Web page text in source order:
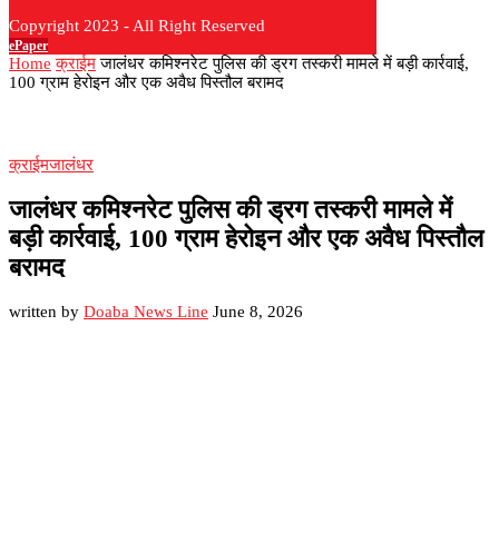
Copyright 2023 - All Right Reserved
ePaper
Home क्राईम जालंधर कमिश्नरेट पुलिस की ड्रग तस्करी मामले में बड़ी कार्रवाई,
100 ग्राम हेरोइन और एक अवैध पिस्तौल बरामद
क्राईमजालंधर
जालंधर कमिश्नरेट पुलिस की ड्रग तस्करी मामले में
बड़ी कार्रवाई, 100 ग्राम हेरोइन और एक अवैध पिस्तौल
बरामद
written by Doaba News Line June 8, 2026